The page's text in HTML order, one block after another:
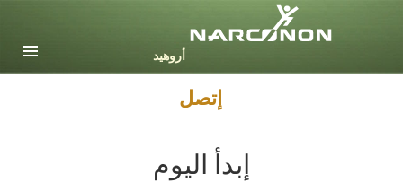
Deutsch
إتصل
إبدأ اليوم